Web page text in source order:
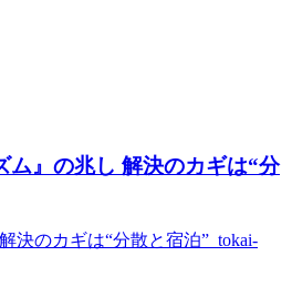
』の兆し 解決のカギは“分
決のカギは“分散と宿泊” tokai-